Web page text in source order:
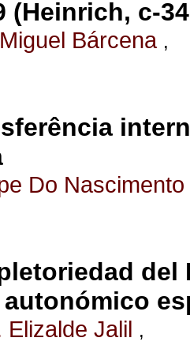
(Heinrich, c-
Bárcena ,
Do
del
autonómico
Elizalde Jalil ,